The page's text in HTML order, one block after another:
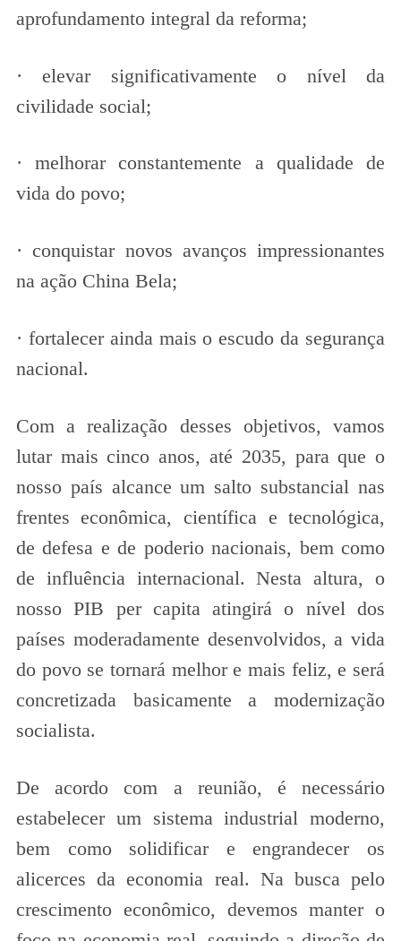
aprofundamento integral da reforma;
· elevar significativamente o nível da
civilidade social;
· melhorar constantemente a qualidade de
vida do povo;
· conquistar novos avanços impressionantes
na ação China Bela;
· fortalecer ainda mais o escudo da segurança
nacional.
Com a realização desses objetivos, vamos
lutar mais cinco anos, até 2035, para que o
nosso país alcance um salto substancial nas
frentes econômica, científica e tecnológica,
de defesa e de poderio nacionais, bem como
de influência internacional. Nesta altura, o
nosso PIB per capita atingirá o nível dos
países moderadamente desenvolvidos, a vida
do povo se tornará melhor e mais feliz, e será
concretizada basicamente a modernização
socialista.
De acordo com a reunião, é necessário
estabelecer um sistema industrial moderno,
bem como solidificar e engrandecer os
alicerces da economia real. Na busca pelo
crescimento econômico, devemos manter o